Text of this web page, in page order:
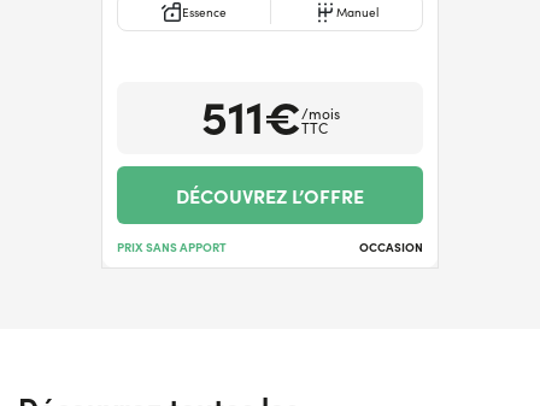
Essence Manuel
511€/mois
TTC
DÉCOUVREZ L’OFFRE
PRIX SANS APPORT OCCASION